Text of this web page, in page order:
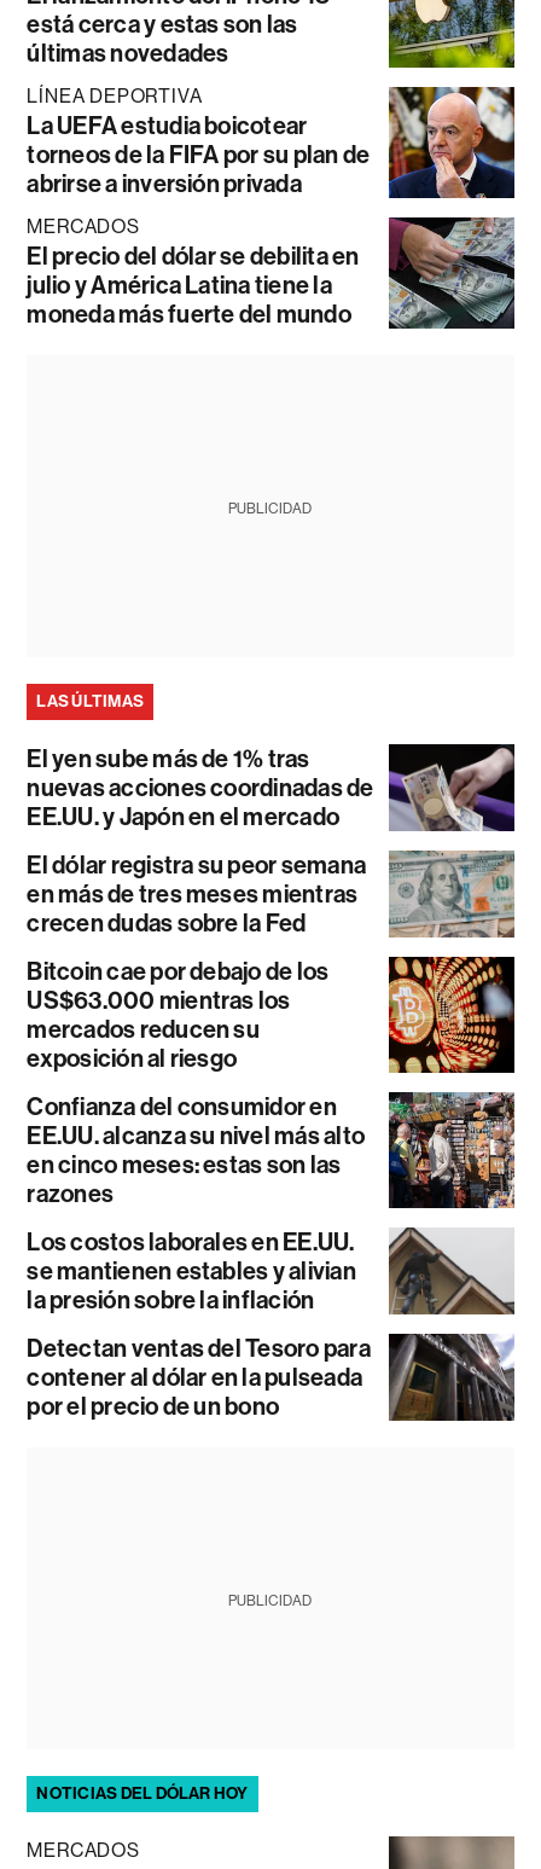
está cerca y estas son las
últimas novedades
LÍNEA DEPORTIVA
La UEFA estudia boicotear
torneos de la FIFA por su plan de
abrirse a inversión privada
MERCADOS
El precio del dólar se debilita en
julio y América Latina tiene la
moneda más fuerte del mundo
PUBLICIDAD
LAS ÚLTIMAS
El yen sube más de 1% tras
nuevas acciones coordinadas de
EE.UU. y Japón en el mercado
El dólar registra su peor semana
en más de tres meses mientras
crecen dudas sobre la Fed
Bitcoin cae por debajo de los
US$63.000 mientras los
mercados reducen su
exposición al riesgo
Confianza del consumidor en
EE.UU. alcanza su nivel más alto
en cinco meses: estas son las
razones
Los costos laborales en EE.UU.
se mantienen estables y alivian
la presión sobre la inflación
Detectan ventas del Tesoro para
contener al dólar en la pulseada
por el precio de un bono
PUBLICIDAD
NOTICIAS DEL DÓLAR HOY
MERCADOS